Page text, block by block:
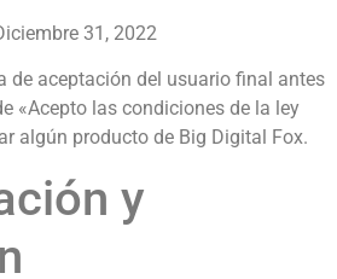
31, 2022
de aceptación del usuario final antes
«Acepto las condiciones de la ley
algún producto de Big Digital Fox.
y